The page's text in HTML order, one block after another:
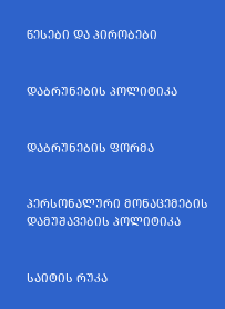
ᲬᲔᲡᲔᲑᲘ ᲓᲐ ᲞᲘᲠᲝᲑᲔᲑᲘ
ᲓᲐᲑᲠᲣᲜᲔᲑᲘᲡ ᲞᲝᲚᲘᲢᲘᲙᲐ
ᲓᲐᲑᲠᲣᲜᲔᲑᲘᲡ ᲤᲝᲠᲛᲐ
ᲞᲔᲠᲡᲝᲜᲐᲚᲣᲠᲘ ᲛᲝᲜᲐᲪᲔᲛᲔᲑᲘᲡ
ᲓᲐᲛᲣᲨᲐᲕᲔᲑᲘᲡ ᲞᲝᲚᲘᲢᲘᲙᲐ
ᲡᲐᲘᲢᲘᲡ ᲠᲣᲙᲐ